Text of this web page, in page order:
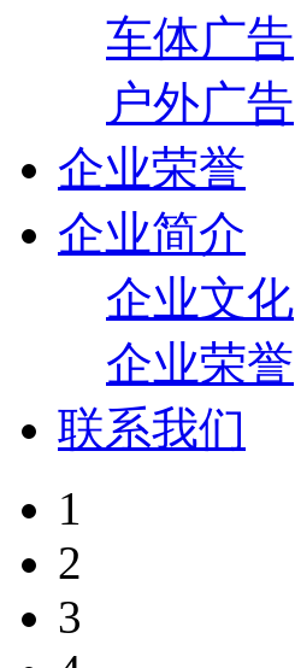
车体广告
户外广告
企业荣誉
企业简介
企业文化
企业荣誉
联系我们
1
2
3